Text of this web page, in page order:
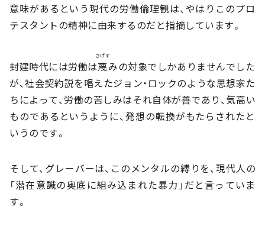
意味があるという現代の労働倫理観は、やはりこのプロ
テスタントの精神に由来するのだと指摘しています。
封建時代には労働は蔑
さげす
みの対象でしかありませんでした
が、社会契約説を唱えたジョン・ロックのような思想家た
ちによって、労働の苦しみはそれ自体が善であり、気高い
ものであるというように、発想の転換がもたらされたと
いうのです。
そして、グレーバーは、このメンタルの縛りを、現代人の
「潜在意識の奥底に組み込まれた暴力」だと言っていま
す。